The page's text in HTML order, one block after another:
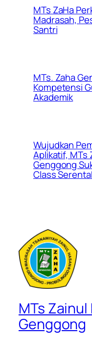
MTs ZaHa
Madrasah,
Santri
MTs. Zaha
Kompetensi
Akademik
Wujudkan
Aplikatif, MTs
Genggong
Class
MTs Zainul
Genggong